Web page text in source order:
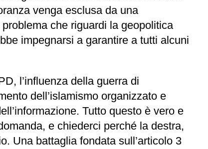
venga esclusa da una
che riguardi la geopolitica
impegnarsi a garantire a tutti alcuni
l’influenza della guerra di
dell’islamismo organizzato e
Tutto questo è vero e
e chiederci perché la destra,
Una battaglia fondata sull’articolo 3